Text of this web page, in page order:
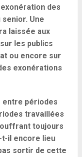
exonération des
Une
laissée aux
les publics
ou encore sur
exonérations
entre périodes
travaillées
toujours
il encore lieu
sortir de cette